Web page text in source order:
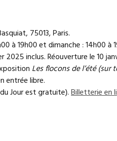
75013, Paris.
à 19h00 et dimanche : 14h00 à
inclus. Réouverture le 10
Les flocons de l’été
entrée libre.
Jour est gratuite).Billetterie en